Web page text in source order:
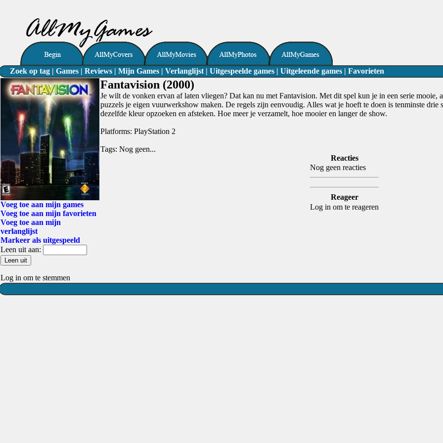
Zoek op tag | Games | Reviews | Mijn Games | Verlanglijst | Uitgespeelde games | Uitgeleende games | Favorieten
Voeg toe aan mijn games
Voeg toe aan mijn favorieten
Voeg toe aan mijn
verlanglijst
Markeer als uitgespeeld
Leen uit aan:
Log in om te stemmen
Fantavision (2000)
Je wilt de vonken ervan af laten vliegen? Dat kan nu met Fantavision. Met dit spel kun je in een serie mooie,
puzzels je eigen vuurwerkshow maken. De regels zijn eenvoudig. Alles wat je hoeft te doen is tenminste drie
dezelfde kleur opzoeken en afsteken. Hoe meer je verzamelt, hoe mooier en langer de show.
Platforms: PlayStation 2
Tags: Nog geen...
Reacties
Nog geen reacties
Reageer
Log in om te reageren